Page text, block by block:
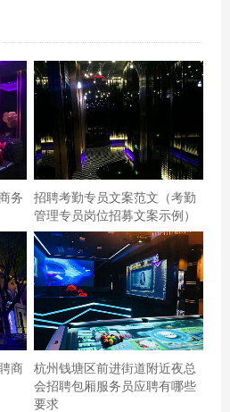
保险、医疗保险、失业保险、
等。此外，一些大型集团还会
晋升机会以及健康检查等。 **
用轮班制，确保24小时安全值
的一部分。多数公司实行每周
工的休息与身心健康。 #### 案
聘保安经理**：该职位除了要求
理经验、良好的组织协调能力和
竞争力的薪资待遇——月薪8000-
股权激励计划以及全面的社会保
公司定期安排专业技能培训和国
职业发展提供了广阔的空间。 通
虽看似平凡，但其背后蕴含的
对稳定的收入保障和良好的职
务
招聘考勤专员文案范文（考勤
管理专员岗位招募文案示例）
商
杭州钱塘区前进街道附近夜总
会招聘包厢服务员应聘有哪些
要求